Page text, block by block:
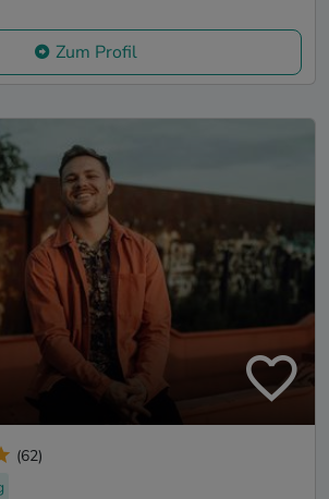
Zum Profil
(62)